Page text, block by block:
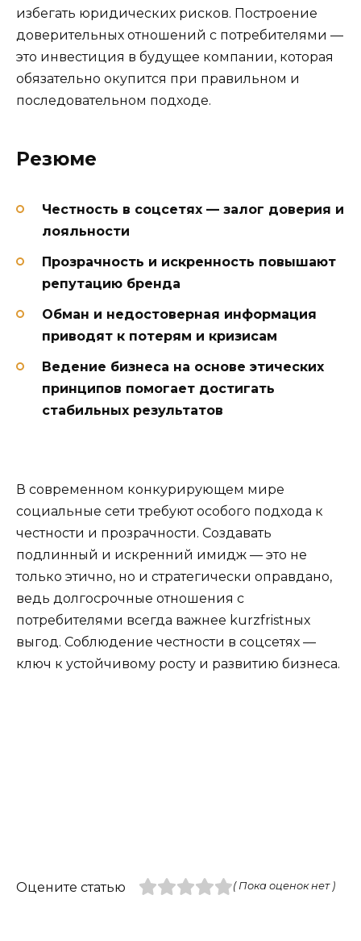
избегать юридических рисков. Построение
доверительных отношений с потребителями —
это инвестиция в будущее компании, которая
обязательно окупится при правильном и
последовательном подходе.
Резюме
Честность в соцсетях — залог доверия и
лояльности
Прозрачность и искренность повышают
репутацию бренда
Обман и недостоверная информация
приводят к потерям и кризисам
Ведение бизнеса на основе этических
принципов помогает достигать
стабильных результатов
В современном конкурирующем мире
социальные сети требуют особого подхода к
честности и прозрачности. Создавать
подлинный и искренний имидж — это не
только этично, но и стратегически оправдано,
ведь долгосрочные отношения с
потребителями всегда важнее kurzfristных
выгод. Соблюдение честности в соцсетях —
ключ к устойчивому росту и развитию бизнеса.
Оцените статью ( Пока оценок нет )